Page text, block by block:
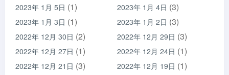
2023年 1月 5日 (1) 2023年 1月 4日 (3)
2023年 1月 3日 (1) 2023年 1月 2日 (3)
2022年 12月 30日 (2) 2022年 12月 29日 (3)
2022年 12月 27日 (1) 2022年 12月 24日 (1)
2022年 12月 21日 (3) 2022年 12月 19日 (1)